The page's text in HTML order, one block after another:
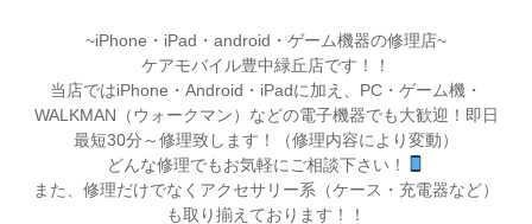
~iPhone・iPad・android・ゲーム機器の修理店~
ケアモバイル豊中緑丘店です！！
当店ではiPhone・Android・iPadに加え、PC・ゲーム機・
WALKMAN（ウォークマン）などの電子機器でも大歓迎！即日
最短30分～修理致します！（修理内容により変動）
どんな修理でもお気軽にご相談下さい！
また、修理だけでなくアクセサリー系（ケース・充電器など）
も取り揃えております！！